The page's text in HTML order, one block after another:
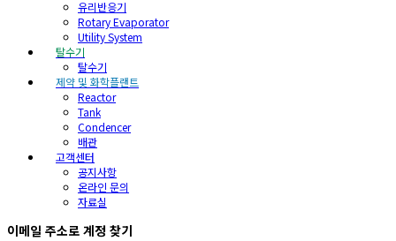
유리반응기
Rotary Evaporator
Utility System
탈수기
탈수기
제약 및 화학플랜트
Reactor
Tank
Condencer
배관
고객센터
공지사항
온라인 문의
자료실
이메일 주소로 계정 찾기